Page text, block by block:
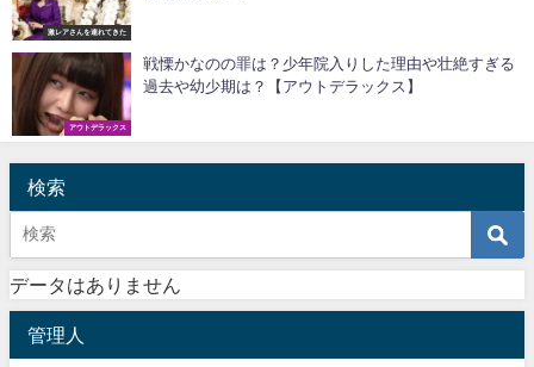
激レアさんを連れてきた
アウトデラックス
戦慄かなのの罪は？少年院入りした理由や壮絶すぎる
過去や幼少期は？【アウトデラックス】
検索
データはありません
管理人